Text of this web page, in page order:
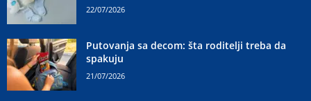
22/07/2026
Putovanja sa decom: šta roditelji treba da
spakuju
21/07/2026